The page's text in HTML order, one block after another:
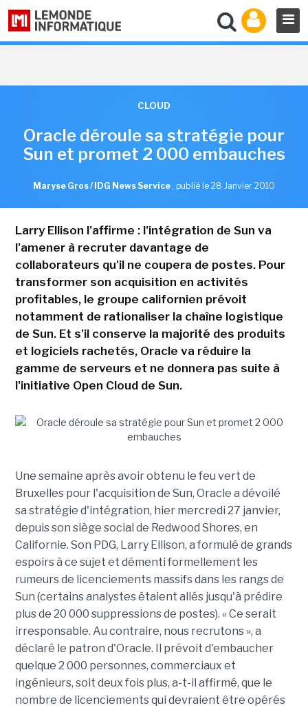
CLOUD
Oracle déroule sa stratégie pour
Sun et promet 2 000 embauches
Maryse Gros / IDG News Service , publié le 28 Janvier 2010
Larry Ellison l'affirme : l'intégration de Sun va
l'amener à recruter davantage de
collaborateurs qu'il ne coupera de postes. Pour
transformer son acquisition en activités
profitables, le groupe californien prévoit
notamment de rationaliser la chaîne logistique
de Sun. Et s'il conserve la majorité des produits
et logiciels rachetés, Oracle va réduire la
gamme de serveurs et ne donnera pas suite à
l'initiative Open Cloud de Sun.
Une semaine après avoir obtenu le feu vert de
Bruxelles pour l'acquisition de Sun, Oracle a dévoilé
sa stratégie d'intégration, hier mercredi 27 janvier,
depuis son siège social de Redwood Shores, en
Californie. Son PDG, Larry Ellison, a formulé de grands
espoirs à ce sujet et démenti formellement les
rumeurs de licenciements massifs dans les rangs de
Sun (certains analystes étaient allés jusqu'à prédire
plus de 20 000 suppressions de postes). « Ce serait
irresponsable. Au contraire, nous recrutons », a
déclaré le patron d'Oracle. Il prévoit d'embaucher
quelque 2 000 personnes, commerciaux et
ingénieurs, soit deux fois plus, a-t-il affirmé, que le
nombre de licenciements qui devraient être opérés